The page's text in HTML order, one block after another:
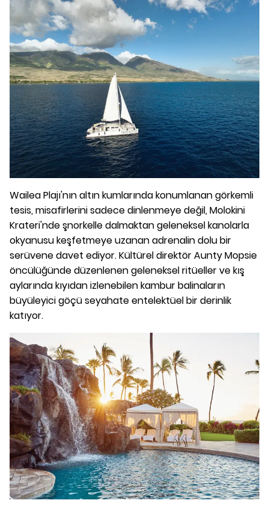
Wailea Plajı'nın altın kumlarında konumlanan görkemli
tesis, misafirlerini sadece dinlenmeye değil, Molokini
Krateri'nde şnorkelle dalmaktan geleneksel kanolarla
okyanusu keşfetmeye uzanan adrenalin dolu bir
serüvene davet ediyor. Kültürel direktör Aunty Mopsie
öncülüğünde düzenlenen geleneksel ritüeller ve kış
aylarında kıyıdan izlenebilen kambur balinaların
büyüleyici göçü seyahate entelektüel bir derinlik
katıyor.